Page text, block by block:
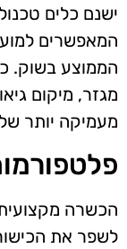
ישנם כלים
המאפשרים
הממוצע בשוק.
מגזר, מיקום
מעמיקה יותר
הכשרה מקצועית
לשפר את